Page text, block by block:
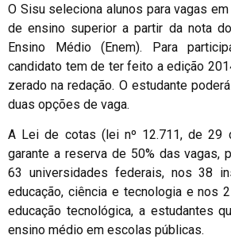
O Sisu seleciona alunos para vagas
de ensino superior a partir da nota
Ensino Médio (Enem). Para
candidato tem de ter feito a edição
zerado na redação. O estudante
duas opções de vaga.
A Lei de cotas (lei nº 12.711, de 29
garante a reserva de 50% das vagas,
63 universidades federais, nos 38
educação, ciência e tecnologia e nos
educação tecnológica, a estudantes
ensino médio em escolas públicas.